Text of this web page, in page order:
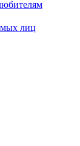
лиц